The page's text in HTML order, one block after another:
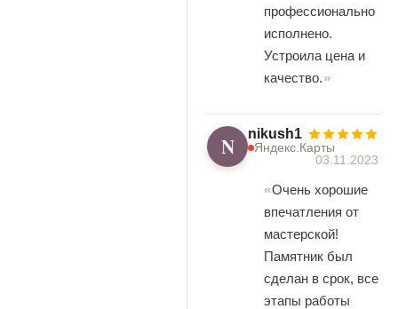
профессионально
исполнено.
Устроила цена и
качество.
N nikush1
Яндекс.Карты
03.11.2023
Очень хорошие
впечатления от
мастерской!
Памятник был
сделан в срок, все
этапы работы